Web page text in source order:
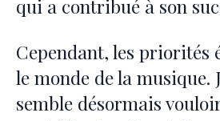
qui a contribué à son
Cependant, les priorités
le monde de la musique.
semble désormais